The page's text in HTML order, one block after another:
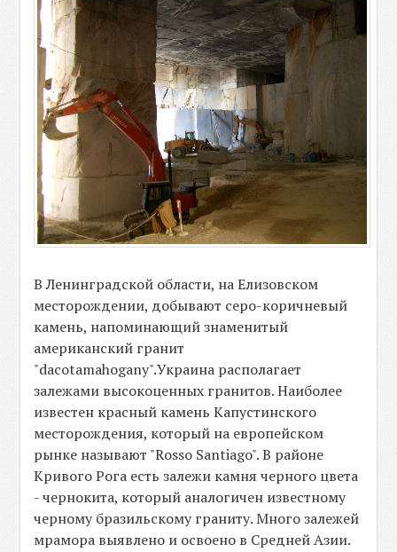
В Ленинградской области, на Елизовском
месторождении, добывают серо-коричневый
камень, напоминающий знаменитый
американский гранит
"dacotamahogany".Украина располагает
залежами высокоценных гранитов. Наиболее
известен красный камень Капустинского
месторождения, который на европейском
рынке называют "Rosso Santiago". В районе
Кривого Рога есть залежи камня черного цвета
- чернокита, который аналогичен известному
черному бразильскому граниту. Много залежей
мрамора выявлено и освоено в Средней Азии.